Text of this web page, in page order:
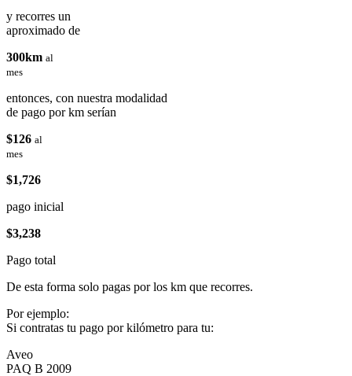
y recorres un
aproximado de
300km al
mes
entonces, con nuestra modalidad
de pago por km serían
$126 al
mes
$1,726
pago inicial
$3,238
Pago total
De esta forma solo pagas por los km que recorres.
Por ejemplo:
Si contratas tu pago por kilómetro para tu:
Aveo
PAQ B 2009